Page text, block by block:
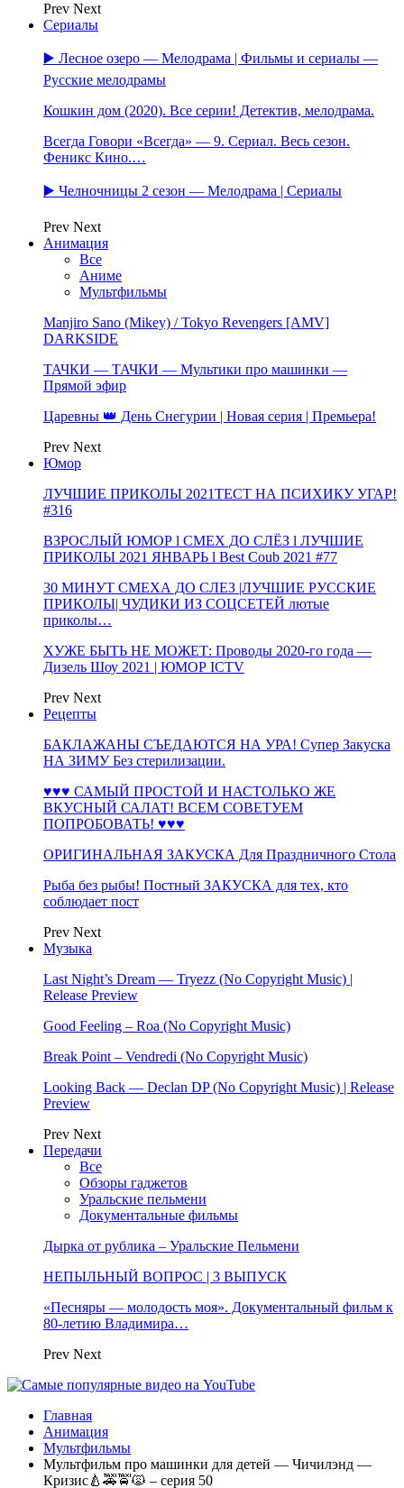
Prev Next
Сериалы
▶️ Лесное озеро — Мелодрама | Фильмы и сериалы —
Русские мелодрамы
Кошкин дом (2020). Все серии! Детектив, мелодрама.
Всегда Говори «Всегда» — 9. Сериал. Весь сезон.
Феникс Кино.…
▶️ Челночницы 2 сезон — Мелодрама | Сериалы
Prev Next
Анимация
Все
Аниме
Мультфильмы
Manjiro Sano (Mikey) / Tokyo Revengers [AMV]
DARKSIDE
ТАЧКИ — ТАЧКИ — Мультики про машинки —
Прямой эфир
Царевны 👑 День Снегурии | Новая серия | Премьера!
Prev Next
Юмор
ЛУЧШИЕ ПРИКОЛЫ 2021ТЕСТ НА ПСИХИКУ УГАР!
#316
ВЗРОСЛЫЙ ЮМОР l СМЕХ ДО СЛЁЗ l ЛУЧШИЕ
ПРИКОЛЫ 2021 ЯНВАРЬ l Best Coub 2021 #77
30 МИНУТ СМЕХА ДО СЛЕЗ |ЛУЧШИЕ РУССКИЕ
ПРИКОЛЫ| ЧУДИКИ ИЗ СОЦСЕТЕЙ лютые
приколы…
ХУЖЕ БЫТЬ НЕ МОЖЕТ: Проводы 2020-го года —
Дизель Шоу 2021 | ЮМОР ICTV
Prev Next
Рецепты
БАКЛАЖАНЫ СЪЕДАЮТСЯ НА УРА! Супер Закуска
НА ЗИМУ Без стерилизации.
♥♥♥ САМЫЙ ПРОСТОЙ И НАСТОЛЬКО ЖЕ
ВКУСНЫЙ САЛАТ! ВСЕМ СОВЕТУЕМ
ПОПРОБОВАТЬ! ♥♥♥
ОРИГИНАЛЬНАЯ ЗАКУСКА Для Праздничного Стола
Рыба без рыбы! Постный ЗАКУСКА для тех, кто
соблюдает пост
Prev Next
Музыка
Last Night’s Dream — Tryezz (No Copyright Music) |
Release Preview
Good Feeling – Roa (No Copyright Music)
Break Point – Vendredi (No Copyright Music)
Looking Back — Declan DP (No Copyright Music) | Release
Preview
Prev Next
Передачи
Все
Обзоры гаджетов
Уральские пельмени
Документальные фильмы
Дырка от рублика – Уральские Пельмени
НЕПЫЛЬНЫЙ ВОПРОС | 3 ВЫПУСК
«Песняры — молодость моя». Документальный фильм к
80-летию Владимира…
Prev Next
Главная
Анимация
Мультфильмы
Мультфильм про машинки для детей — Чичилэнд —
Кризис🍐🚕🚖🙀 – серия 50